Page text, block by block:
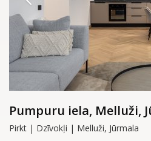
Pumpuru iela, Melluži,
Pirkt | Dzīvokļi | Melluži, Jūrmala